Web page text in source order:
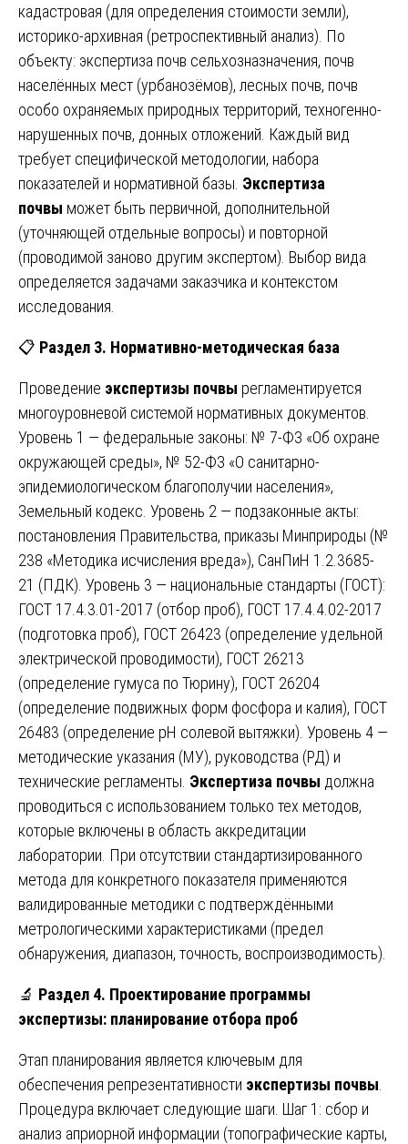
кадастровая (для определения стоимости земли),
историко-архивная (ретроспективный анализ). По
объекту: экспертиза почв сельхозназначения, почв
населённых мест (урбанозёмов), лесных почв, почв
особо охраняемых природных территорий, техногенно-
нарушенных почв, донных отложений. Каждый вид
требует специфической методологии, набора
показателей и нормативной базы. Экспертиза
почвы может быть первичной, дополнительной
(уточняющей отдельные вопросы) и повторной
(проводимой заново другим экспертом). Выбор вида
определяется задачами заказчика и контекстом
исследования.
📋 Раздел 3. Нормативно-методическая база
Проведение экспертизы почвы регламентируется
многоуровневой системой нормативных документов.
Уровень 1 — федеральные законы: № 7-ФЗ «Об охране
окружающей среды», № 52-ФЗ «О санитарно-
эпидемиологическом благополучии населения»,
Земельный кодекс. Уровень 2 — подзаконные акты:
постановления Правительства, приказы Минприроды (№
238 «Методика исчисления вреда»), СанПиН 1.2.3685-
21 (ПДК). Уровень 3 — национальные стандарты (ГОСТ):
ГОСТ 17.4.3.01-2017 (отбор проб), ГОСТ 17.4.4.02-2017
(подготовка проб), ГОСТ 26423 (определение удельной
электрической проводимости), ГОСТ 26213
(определение гумуса по Тюрину), ГОСТ 26204
(определение подвижных форм фосфора и калия), ГОСТ
26483 (определение pH солевой вытяжки). Уровень 4 —
методические указания (МУ), руководства (РД) и
технические регламенты. Экспертиза почвы должна
проводиться с использованием только тех методов,
которые включены в область аккредитации
лаборатории. При отсутствии стандартизированного
метода для конкретного показателя применяются
валидированные методики с подтверждёнными
метрологическими характеристиками (предел
обнаружения, диапазон, точность, воспроизводимость).
🔬 Раздел 4. Проектирование программы
экспертизы: планирование отбора проб
Этап планирования является ключевым для
обеспечения репрезентативности экспертизы почвы
Процедура включает следующие шаги. Шаг 1: сбор и
анализ априорной информации (топографические карты,